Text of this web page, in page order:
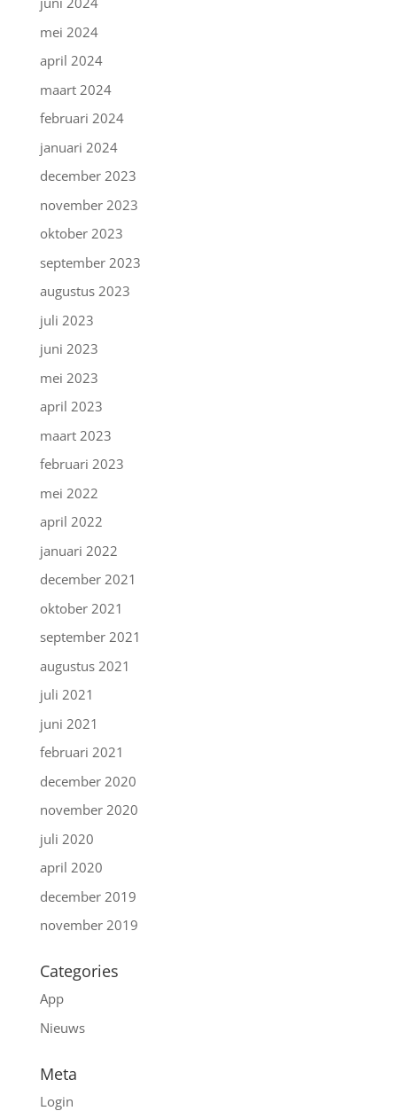
mei 2024
april 2024
maart 2024
februari 2024
januari 2024
december 2023
november 2023
oktober 2023
september 2023
augustus 2023
juli 2023
juni 2023
mei 2023
april 2023
maart 2023
februari 2023
mei 2022
april 2022
januari 2022
december 2021
oktober 2021
september 2021
augustus 2021
juli 2021
juni 2021
februari 2021
december 2020
november 2020
juli 2020
april 2020
december 2019
november 2019
Categories
App
Nieuws
Meta
Login